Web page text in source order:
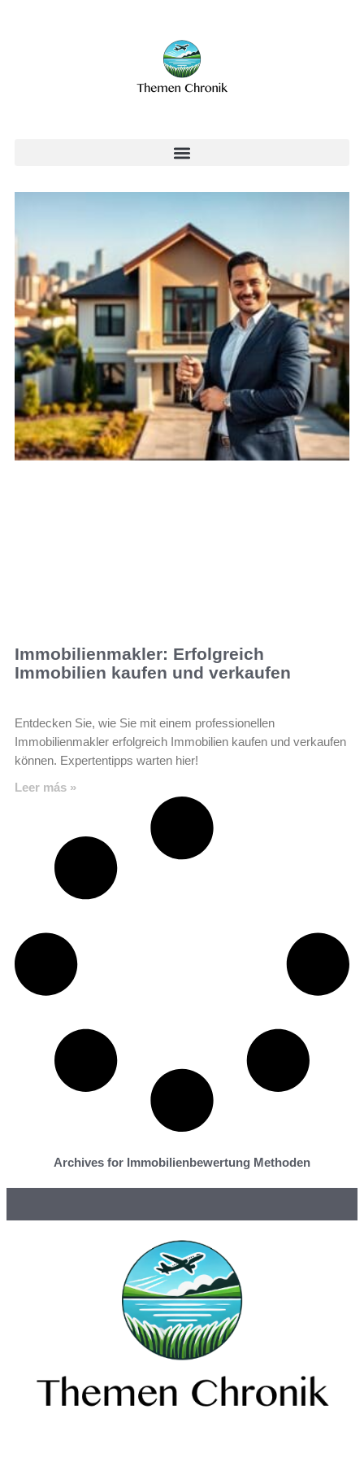
Immobilienmakler: Erfolgreich
Immobilien kaufen und verkaufen
Entdecken Sie, wie Sie mit einem professionellen
Immobilienmakler erfolgreich Immobilien kaufen und verkaufen
können. Expertentipps warten hier!
Leer más »
Archives for Immobilienbewertung Methoden